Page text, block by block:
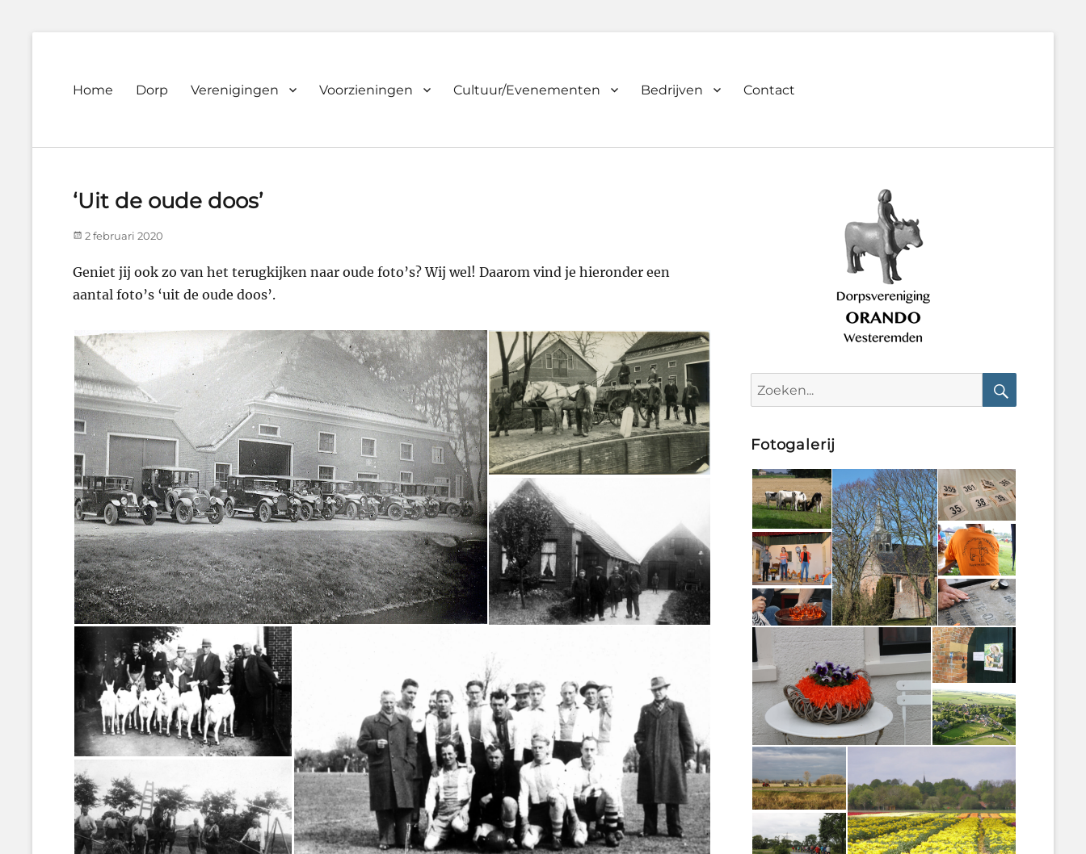
Dorpsvereniging
Westeremden
Primary
Home Dorp Verenigingen Voorzieningen Cultuur/Evenementen Bedrijven Contact
‘Uit de oude doos’
Posted
2 februari 2020
Geniet jij ook zo van het terugkijken naar oude foto’s? Wij wel! Daarom vind je hieronder een
aantal foto’s ‘uit de oude doos’.
for:
Fotogalerij